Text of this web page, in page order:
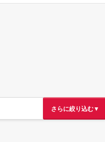
さらに絞り込む▼